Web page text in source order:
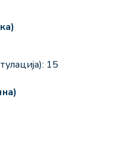
15